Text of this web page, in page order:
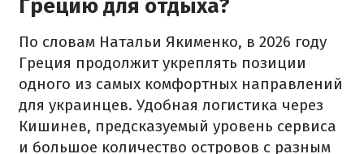
Грецию для отдыха?
По словам Натальи Якименко, в 2026 году
Греция продолжит укреплять позиции
одного из самых комфортных направлений
для украинцев. Удобная логистика через
Кишинев, предсказуемый уровень сервиса
и большое количество островов с разным